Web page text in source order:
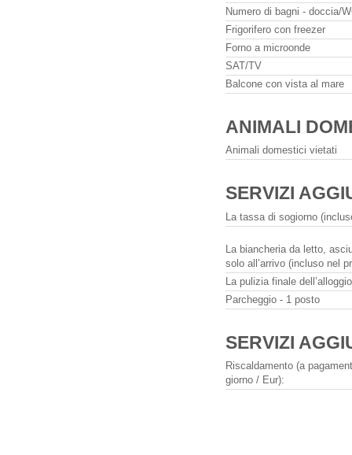
Numero di bagni - doccia/
Frigorifero con freezer
Forno a microonde
SAT/TV
Balcone con vista al mare
ANIMALI
Animali domestici vietati
SERVIZI
La tassa di sogiorno
La biancheria da letto,
solo all’arrivo (incluso nel
La pulizia finale
Parcheggio - 1 posto
SERVIZI
Riscaldamento (a
giorno / Eur):